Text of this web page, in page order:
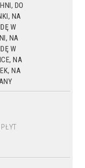
DO
NA
W
NA
W
NA
NA